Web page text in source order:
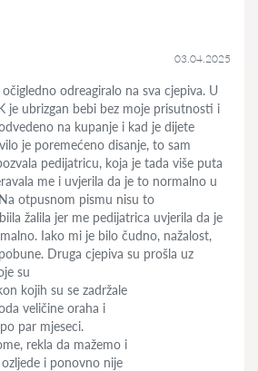
03.04.2025
odreagiralo na sva cjepiva. U
je ubrizgan bebi bez moje prisutnosti i
na kupanje i kad je dijete
je poremećeno disanje, to sam
pedijatricu, koja je tada više puta
me i uvjerila da je to normalno u
otpusnom pismu nisu to
žalila jer me pedijatrica uvjerila da je
Iako mi je bilo čudno, nažalost,
Druga cjepiva su prošla uz
su
kojih su se zadržale
veličine oraha i
par mjeseci.
rekla da mažemo i
i ponovno nije